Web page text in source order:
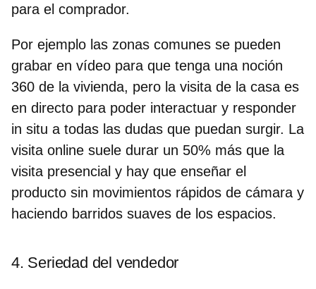
para el comprador.
Por ejemplo las zonas comunes se pueden
grabar en vídeo para que tenga una noción
360 de la vivienda, pero la visita de la casa es
en directo para poder interactuar y responder
in situ a todas las dudas que puedan surgir. La
visita online suele durar un 50% más que la
visita presencial y hay que enseñar el
producto sin movimientos rápidos de cámara y
haciendo barridos suaves de los espacios.
4. Seriedad del vendedor